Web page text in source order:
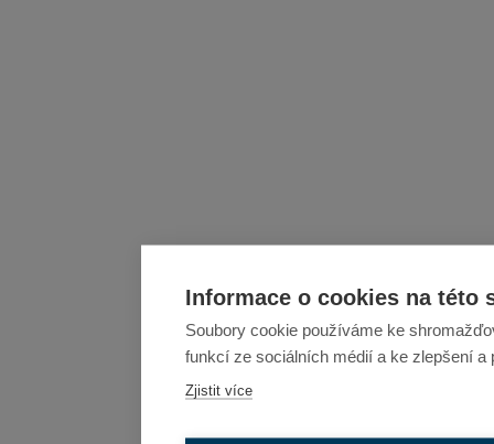
Informace o cookies na této
Soubory cookie používáme ke
funkcí ze sociálních médií a ke zlepšení a
Zjistit více